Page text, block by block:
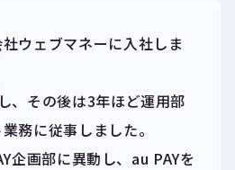
ウェブマネーに入社しま
、その後は3年ほど運用部
務に従事しました。
企画部に異動し、au PAYを